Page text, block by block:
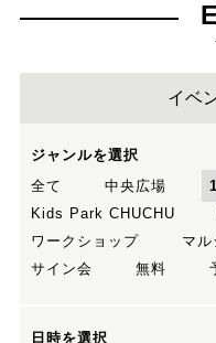
イベ
ジャンルを選択
全て
中央広場
Kids Park CHUCHU
ワークショップ
マル
サイン会
無料
日時を選択